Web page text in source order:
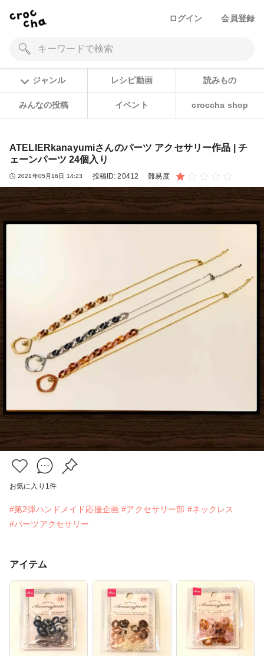
ログイン 会員登録
ジャンル レシピ動画 読みもの
みんなの投稿 イベント croccha shop
ATELIERkanayumiさんのパーツ アクセサリー作品 | チ
ェーンパーツ 24個入り
2021年05月16日 14:23 投稿ID:20412 難易度
お気に入り 1 件
#第2弾ハンドメイド応援企画 #アクセサリー部 #ネックレス
#パーツアクセサリー
アイテム